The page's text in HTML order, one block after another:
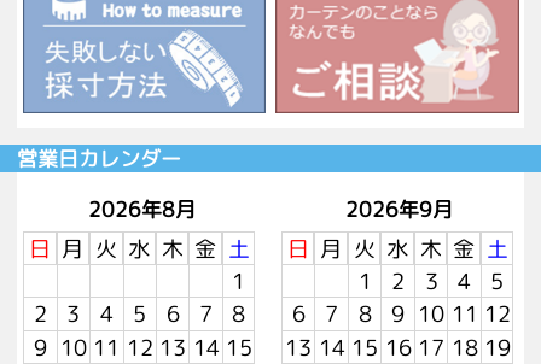
営業日カレンダー
2026年8月
日 月 火 水 木 金 土
1
2
3 4 5 6 7
8
9 10 11 12 13 14 15
2026年9月
日 月 火 水 木 金 土
1
2 3 4
5
6
7 8 9 10 11 12
13 14 15 16 17 18 19